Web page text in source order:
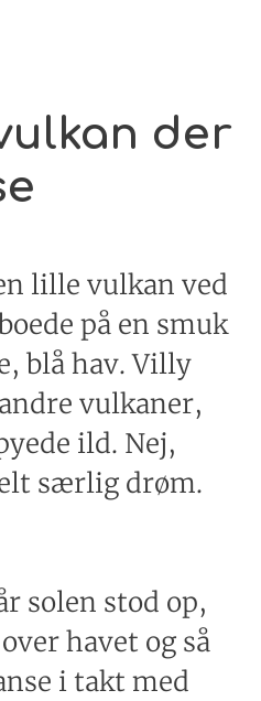
der
lille vulkan ved
på en smuk
blå hav. Villy
vulkaner,
ild. Nej,
særlig drøm.
solen stod op,
havet og så
i takt med